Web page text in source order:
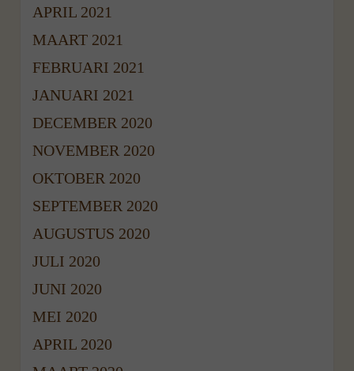
APRIL 2021
MAART 2021
FEBRUARI 2021
JANUARI 2021
DECEMBER 2020
NOVEMBER 2020
OKTOBER 2020
SEPTEMBER 2020
AUGUSTUS 2020
JULI 2020
JUNI 2020
MEI 2020
APRIL 2020